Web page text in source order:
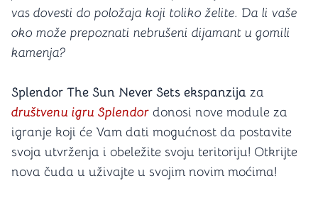
vas dovesti do položaja koji toliko želite. Da li vaše
oko može prepoznati nebrušeni dijamant u gomili
kamenja?
Splendor The Sun Never Sets ekspanzija za
društvenu igru Splendor donosi nove module za
igranje koji će Vam dati mogućnost da postavite
svoja utvrženja i obeležite svoju teritoriju! Otkrijte
nova čuda u uživajte u svojim novim moćima!